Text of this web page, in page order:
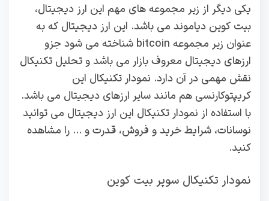
یکی دیگر از زیر مجموعه های مهم این ارز دیجیتال،
بیت کوین دیاموند می باشد. این ارز دیجیتال که به
عنوان زیر مجموعه bitcoin شناخته می شود جزو
ارزهای دیجیتال معروف بازار می باشد و تحلیل تکنیکال
نقش مهمی در آن دارد. نمودار تکنیکال این
کریپتوکارنسی هم مانند سایر ارزهای دیجیتال می باشد.
با استفاده از نمودار تکنیکال این ارز دیجیتال می توانید
نوسانات، شرایط خرید و فروش، قدرت و … را مشاهده
کنید.
نمودار تکنیکال سوپر بیت کوین